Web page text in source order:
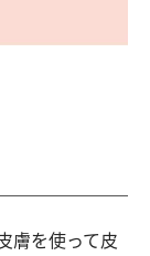
膚を使って皮